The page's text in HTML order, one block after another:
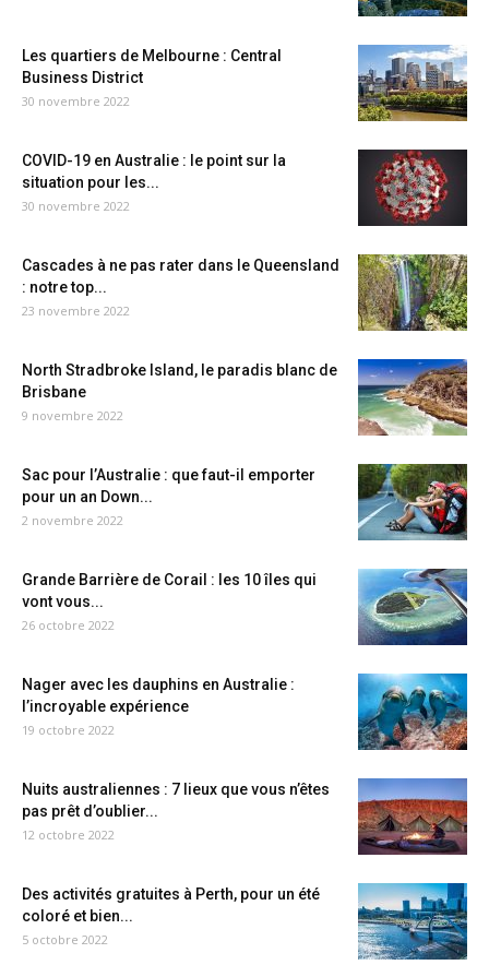
Les quartiers de Melbourne : Central
Business District
30 novembre 2022
COVID-19 en Australie : le point sur la
situation pour les...
30 novembre 2022
Cascades à ne pas rater dans le Queensland
: notre top...
23 novembre 2022
North Stradbroke Island, le paradis blanc de
Brisbane
9 novembre 2022
Sac pour l’Australie : que faut-il emporter
pour un an Down...
2 novembre 2022
Grande Barrière de Corail : les 10 îles qui
vont vous...
26 octobre 2022
Nager avec les dauphins en Australie :
l’incroyable expérience
19 octobre 2022
Nuits australiennes : 7 lieux que vous n’êtes
pas prêt d’oublier...
12 octobre 2022
Des activités gratuites à Perth, pour un été
coloré et bien...
5 octobre 2022